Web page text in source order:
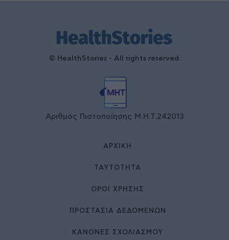
© HealthStories - All rights reserved.
Αριθμός Πιστοποίησης Μ.Η.Τ.242013
ΑΡΧΙΚΉ
ΤΑΥΤΌΤΗΤΑ
ΌΡΟΙ ΧΡΉΣΗΣ
ΠΡΟΣΤΑΣΙΑ ΔΕΔΟΜΕΝΩΝ
ΚΑΝΟΝΕΣ ΣΧΟΛΙΑΣΜΟΥ